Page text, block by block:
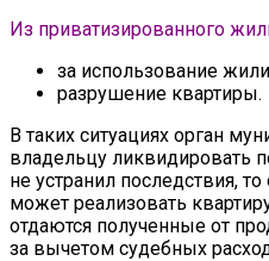
Из приватизированного
за использование
разрушение квартиры.
В таких ситуациях орган
владельцу ликвидировать
не устранил последствия,
может реализовать
отдаются полученные от
за вычетом судебных